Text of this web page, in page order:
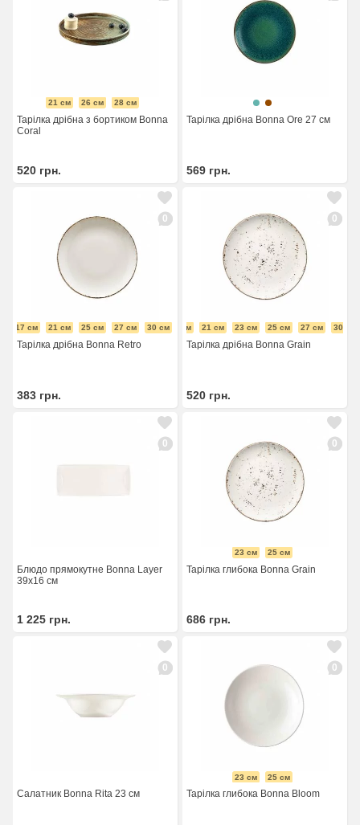
21 см 26 см 28 см
Тарілка дрібна з бортиком Bonna
Coral
520 грн.
Тарілка дрібна Bonna Ore 27 см
569 грн.
0
17 см 21 см 25 см 27 см 30 см
Тарілка дрібна Bonna Retro
383 грн.
0
17 см 21 см 23 см 25 см 27 см 30 см
Тарілка дрібна Bonna Grain
520 грн.
0
Блюдо прямокутне Bonna Layer
39x16 см
1 225 грн.
0
23 см 25 см
Тарілка глибока Bonna Grain
686 грн.
0
Салатник Bonna Rita 23 см
0
23 см 25 см
Тарілка глибока Bonna Bloom